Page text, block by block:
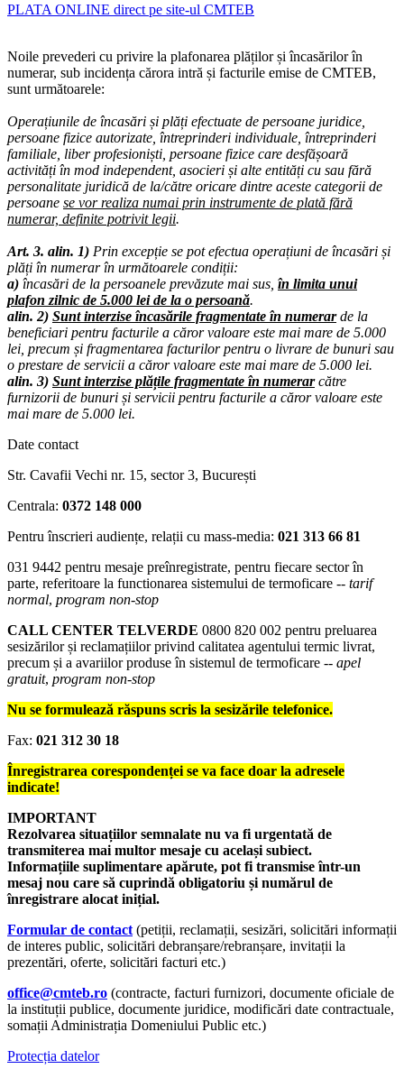
PLATA ONLINE direct pe site-ul CMTEB
Noile prevederi cu privire la plafonarea plăților și încasărilor în
numerar, sub incidența cărora intră și facturile emise de CMTEB,
sunt următoarele:
Operațiunile de încasări și plăți efectuate de persoane juridice,
persoane fizice autorizate, întreprinderi individuale, întreprinderi
familiale, liber profesioniști, persoane fizice care desfășoară
activități în mod independent, asocieri și alte entități cu sau fără
personalitate juridică de la/către oricare dintre aceste categorii de
persoane se vor realiza numai prin instrumente de plată fără
numerar, definite potrivit legii.
Art. 3. alin. 1) Prin excepție se pot efectua operațiuni de încasări și
plăți în numerar în următoarele condiții:
a) încasări de la persoanele prevăzute mai sus, în limita unui
plafon zilnic de 5.000 lei de la o persoană.
alin. 2) Sunt interzise încasările fragmentate în numerarde la
beneficiari pentru facturile a căror valoare este mai mare de 5.000
lei, precum și fragmentarea facturilor pentru o livrare de bunuri sau
o prestare de servicii a căror valoare este mai mare de 5.000 lei.
alin. 3) Sunt interzise plățile fragmentate în numerarcătre
furnizorii de bunuri și servicii pentru facturile a căror valoare este
mai mare de 5.000 lei.
Date contact
Str. Cavafii Vechi nr. 15, sector 3, București
Centrala: 0372 148 000
Pentru înscrieri audiențe, relații cu mass-media: 021 313 66 81
031 9442 pentru mesaje preînregistrate, pentru fiecare sector în
parte, referitoare la functionarea sistemului de termoficare -- tarif
normal, program non-stop
CALL CENTER TELVERDE 0800 820 002 pentru preluarea
sesizărilor și reclamațiilor privind calitatea agentului termic livrat,
precum și a avariilor produse în sistemul de termoficare -- apel
gratuit, program non-stop
Nu se formulează răspuns scris la sesizările telefonice.
Fax: 021 312 30 18
Înregistrarea corespondenței se va face doar la adresele
indicate!
IMPORTANT
Rezolvarea situațiilor semnalate nu va fi urgentată de
transmiterea mai multor mesaje cu același subiect.
Informațiile suplimentare apărute, pot fi transmise într-un
mesaj nou care să cuprindă obligatoriu și numărul de
înregistrare alocat inițial.
Formular de contact (petiții, reclamații, sesizări, solicitări informații
de interes public, solicitări debranșare/rebranșare, invitații la
prezentări, oferte, solicitări facturi etc.)
office@cmteb.ro (contracte, facturi furnizori, documente oficiale de
la instituții publice, documente juridice, modificări date contractuale,
somații Administrația Domeniului Public etc.)
Protecția datelor